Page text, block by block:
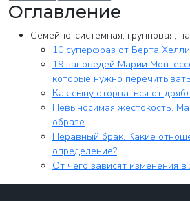
Оглавление
Семейно-системная, групповая,
10 суперфраз от Берта
19 заповедей Марии
которые нужно
Как сыну оторваться от
Невыносимая жестокость.
образе
Неравный брак. Какие
определение?
От чего зависят изменения